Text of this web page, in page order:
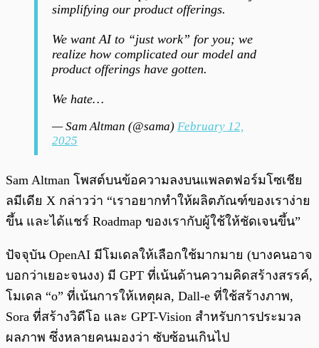
simplifying our product offerings.
We want AI to “just work” for you; we
realize how complicated our model and
product offerings have gotten.
We hate…
— Sam Altman (@sama) February 12,
2025
Sam Altman โพสต์บนข้อความลงบนแพลตฟอร์มโซเชีย
ลมีเดีย X กล่าวว่า “เราอยากทำให้ผลิตภัณฑ์ของเราง่าย
ขึ้น และได้แชร์ Roadmap ของเรากับผู้ใช้ให้ชัดเจนขึ้น”
ปัจจุบัน OpenAI มีโมเดลให้เลือกใช้มากมาย (บางคนอาจ
บอกว่าเยอะจนงง) มี GPT ที่เน้นด้านความคิดสร้างสรรค์,
โมเดล “o” ที่เน้นการให้เหตุผล, Dall-e ที่ใช้สร้างภาพ,
Sora ที่สร้างวิดีโอ และ GPT-Vision สำหรับการประมวล
ผลภาพ ซึ่งหลายคนมองว่า ซับซ้อนเกินไป